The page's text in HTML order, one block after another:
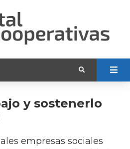
y sostenerlo
empresas sociales